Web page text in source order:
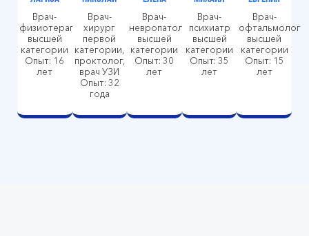
Врач-
физиотерапевт
высшей
категории
Опыт: 16
лет
Врач-
хирург
первой
категории,
проктолог,
врач УЗИ
Опыт: 32
года
Врач-
невропатолог
высшей
категории
Опыт: 30
лет
Врач-
психиатр
высшей
категории
Опыт: 35
лет
Врач-
офтальмолог
высшей
категории
Опыт: 15
лет